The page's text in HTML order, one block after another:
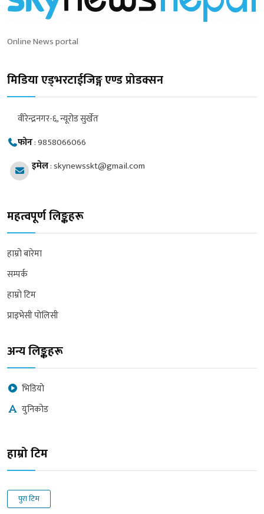
Online News portal
मिडिया एड्भरटाईजिङ्ग एण्ड प्रोडक्सन
वीरेन्द्रनगर-६, न्यूरोड सुर्खेत
फोन:9858066066
इमेल:skynewsskt@gmail.com
महत्वपूर्ण लिङ्कहरू
हाम्रो बारेमा
सम्पर्क
हाम्रो टिम
प्राइभेसी पोलिसी
अन्य लिङ्कहरू
भिडियो
युनिकोड
हाम्रो टिम
पुरा टिम